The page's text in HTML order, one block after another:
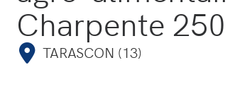
Charpente
TARASCON (13)